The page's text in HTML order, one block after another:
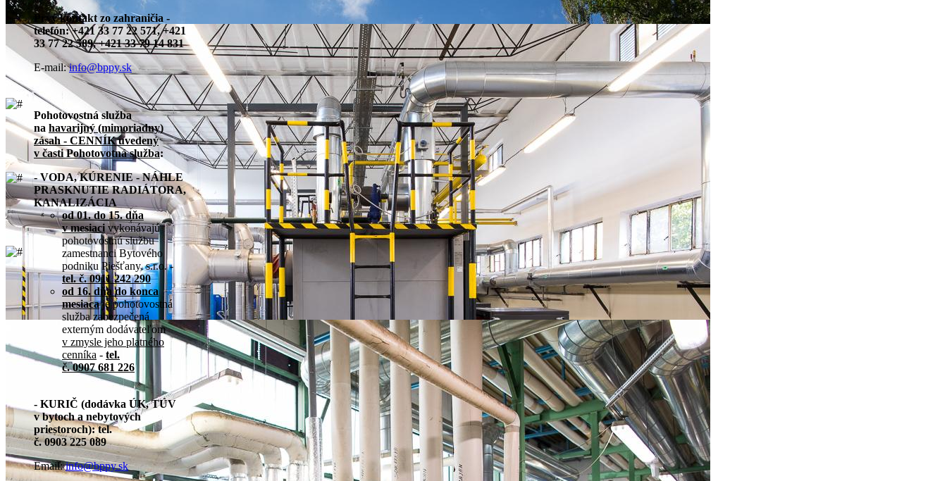
Prvý kontakt zo zahraničia -
telefón: +421 33 77 22 571, +421
33 77 22 589, +421 33 79 14 831
E-mail:info@bppy.sk
Pohotovostná služba
na havarijný (mimoriadny)
zásah - CENNÍK uvedený
v časti Pohotovotná služba:
- VODA, KÚRENIE - NÁHLE
PRASKNUTIE RADIÁTORA,
KANALIZÁCIA
od 01. do 15. dňa
v mesiacivykonávajú
pohotovostnú službu
zamestnanci Bytového
podniku Piešťany, s.r.o. -
tel. č. 0911 242 290
od 16. dňa do konca
mesiacaje pohotovostná
služba zabezpečená
externým dodávateľom
v zmysle jeho platného
cenníka - tel.
č. 0907 681 226
- KURIČ (dodávka ÚK, TÚV
v bytoch a nebytových
priestoroch): tel.
č. 0903 225 089
Email:info@bppy.sk